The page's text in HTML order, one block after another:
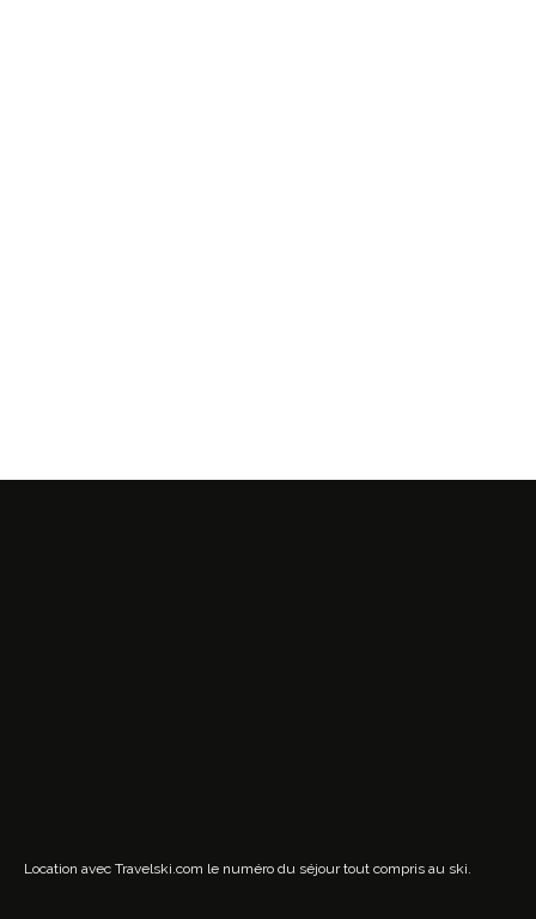
Location avec Travelski.com le numéro du séjour tout compris au ski.